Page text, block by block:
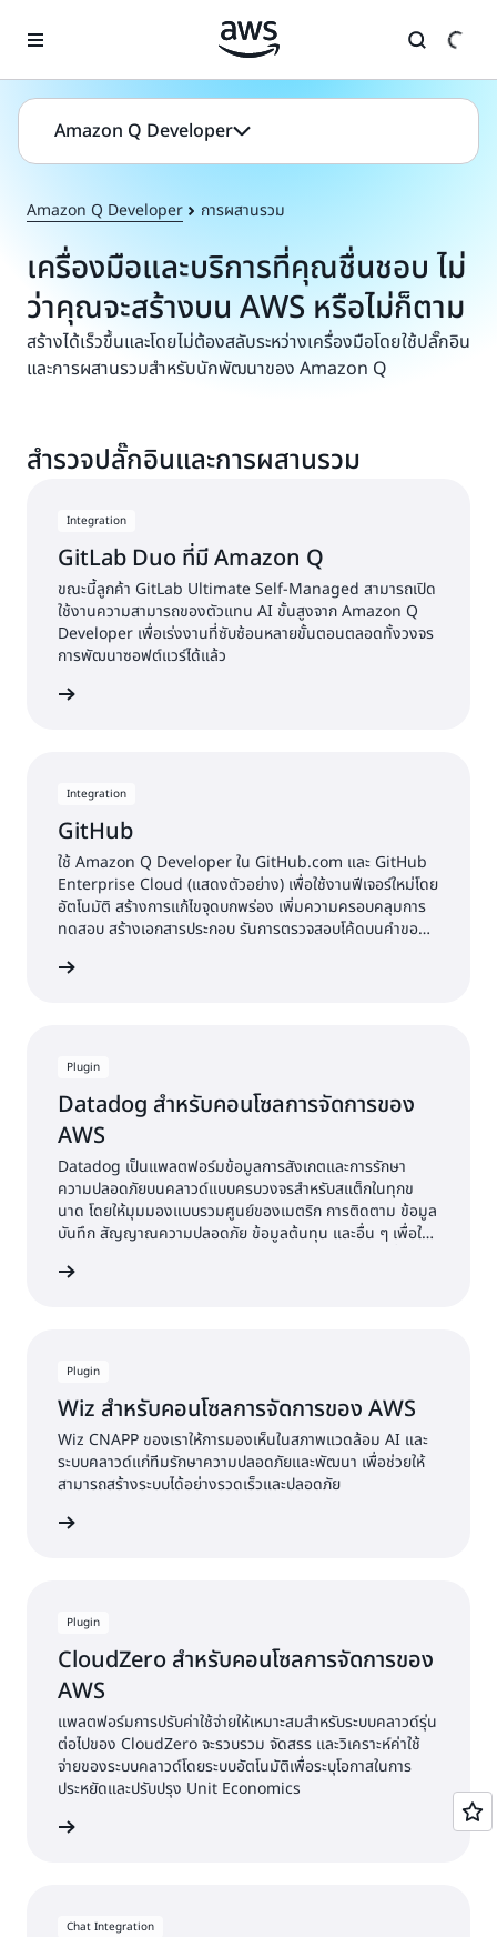
Amazon Q Developer
Amazon Q Developer การผสานรวม
เครื่องมือและบริการที่คุณชื่นชอบ ไม่
ว่าคุณจะสร้างบน AWS หรือไม่ก็ตาม
สร้างได้เร็วขึ้นและโดยไม่ต้องสลับระหว่างเครื่องมือโดยใช้ปลั๊กอิน
และการผสานรวมสำหรับนักพัฒนาของ Amazon Q
สำรวจปลั๊กอินและการผสานรวม
Integration
GitLab Duo ที่มี Amazon Q
ขณะนี้ลูกค้า GitLab Ultimate Self-Managed สามารถเปิด
ใช้งานความสามารถของตัวแทน AI ขั้นสูงจาก Amazon Q
Developer เพื่อเร่งงานที่ซับซ้อนหลายขั้นตอนตลอดทั้งวงจร
การพัฒนาซอฟต์แวร์ได้แล้ว
Integration
GitHub
ใช้ Amazon Q Developer ใน GitHub.com และ GitHub
Enterprise Cloud (แสดงตัวอย่าง) เพื่อใช้งานฟีเจอร์ใหม่โดย
อัตโนมัติ สร้างการแก้ไขจุดบกพร่อง เพิ่มความครอบคลุมการ
ทดสอบ สร้างเอกสารประกอบ รันการตรวจสอบโค้ดบนคำขอ
เก่าให้ทันสมัย ​​ทั้งหมดนี้ในขณะที่ใช้ปัญหาดั้งเดิมของ GitHub
Plugin
Datadog สำหรับคอนโซลการจัดการของ
AWS
Datadog เป็นแพลตฟอร์มข้อมูลการสังเกตและการรักษา
ความปลอดภัยบนคลาวด์แบบครบวงจรสำหรับสแต็กในทุกข
นาด โดยให้มุมมองแบบรวมศูนย์ของเมตริก การติดตาม ข้อมูล
บันทึก สัญญาณความปลอดภัย ข้อมูลต้นทุน และอื่น ๆ เพื่อให้
Plugin
Wiz สำหรับคอนโซลการจัดการของ AWS
Wiz CNAPP ของเราให้การมองเห็นในสภาพแวดล้อม AI และ
ระบบคลาวด์แก่ทีมรักษาความปลอดภัยและพัฒนา เพื่อช่วยให้
สามารถสร้างระบบได้อย่างรวดเร็วและปลอดภัย
Plugin
CloudZero สำหรับคอนโซลการจัดการของ
AWS
แพลตฟอร์มการปรับค่าใช้จ่ายให้เหมาะสมสำหรับระบบคลาวด์รุ่น
ต่อไปของ CloudZero จะรวบรวม จัดสรร และวิเคราะห์ค่าใช้
จ่ายของระบบคลาวด์โดยระบบอัตโนมัติเพื่อระบุโอกาสในการ
ประหยัดและปรับปรุง Unit Economics
Chat Integration